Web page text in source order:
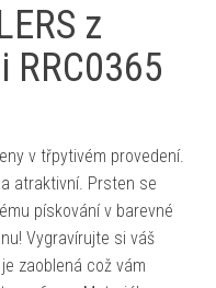
z
v třpytivém provedení.
atraktivní. Prsten se
pískování v barevné
Vygravírujte si váš
zaoblená což vám